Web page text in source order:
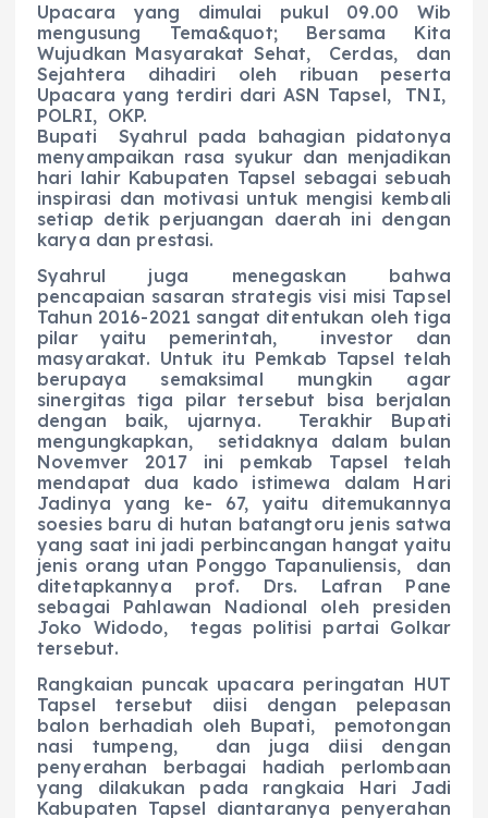
Upacara yang dimulai pukul 09.00 Wib
mengusung Tema&quot; Bersama Kita
Wujudkan Masyarakat Sehat, Cerdas, dan
Sejahtera dihadiri oleh ribuan peserta
Upacara yang terdiri dari ASN Tapsel, TNI,
POLRI, OKP.
Bupati Syahrul pada bahagian pidatonya
menyampaikan rasa syukur dan menjadikan
hari lahir Kabupaten Tapsel sebagai sebuah
inspirasi dan motivasi untuk mengisi kembali
setiap detik perjuangan daerah ini dengan
karya dan prestasi.
Syahrul juga menegaskan bahwa
pencapaian sasaran strategis visi misi Tapsel
Tahun 2016-2021 sangat ditentukan oleh tiga
pilar yaitu pemerintah, investor dan
masyarakat. Untuk itu Pemkab Tapsel telah
berupaya semaksimal mungkin agar
sinergitas tiga pilar tersebut bisa berjalan
dengan baik, ujarnya. Terakhir Bupati
mengungkapkan, setidaknya dalam bulan
Novemver 2017 ini pemkab Tapsel telah
mendapat dua kado istimewa dalam Hari
Jadinya yang ke- 67, yaitu ditemukannya
soesies baru di hutan batangtoru jenis satwa
yang saat ini jadi perbincangan hangat yaitu
jenis orang utan Ponggo Tapanuliensis, dan
ditetapkannya prof. Drs. Lafran Pane
sebagai Pahlawan Nadional oleh presiden
Joko Widodo, tegas politisi partai Golkar
tersebut.
Rangkaian puncak upacara peringatan HUT
Tapsel tersebut diisi dengan pelepasan
balon berhadiah oleh Bupati, pemotongan
nasi tumpeng, dan juga diisi dengan
penyerahan berbagai hadiah perlombaan
yang dilakukan pada rangkaia Hari Jadi
Kabupaten Tapsel diantaranya penyerahan